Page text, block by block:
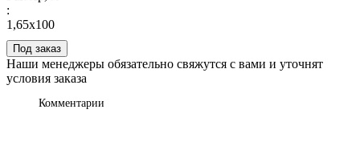
Под заказ
:
1,65х100
Наши менеджеры обязательно свяжутся с вами и уточнят
условия заказа
Комментарии